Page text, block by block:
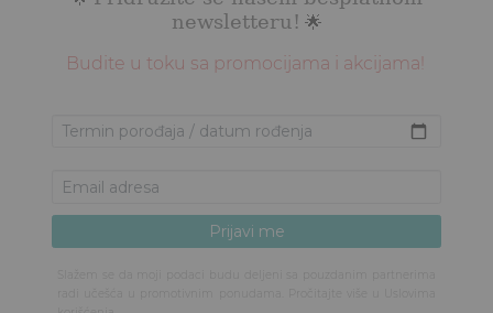
newsletteru! 🌟
Budite u toku sa promocijama i akcijama!